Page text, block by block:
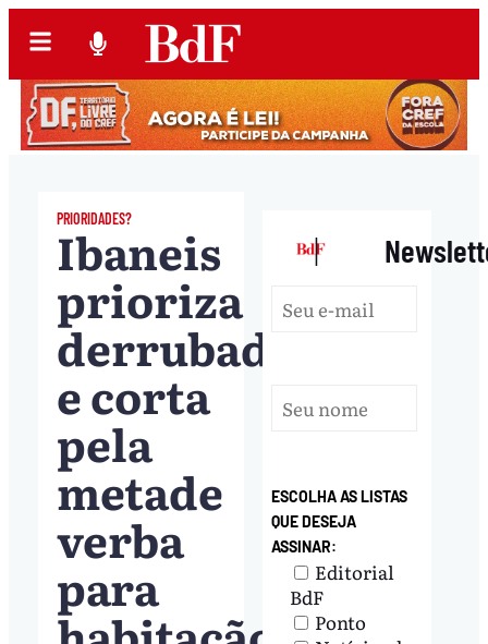
PRIORIDADES?
Ibaneis
prioriza
derrubadas
e corta
pela
metade
verba
para
|
ESCOLHA AS LISTAS
QUE DESEJA
ASSINAR:
Editorial
BdF
Ponto